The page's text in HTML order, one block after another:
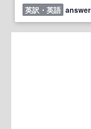
英訳・英語